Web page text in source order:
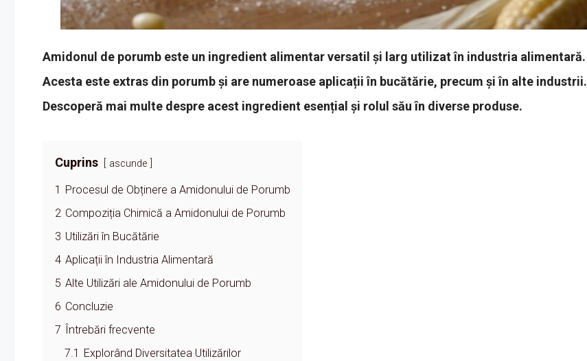
Amidonul de porumb este un ingredient alimentar versatil și larg utilizat în industria alimentară.
Acesta este extras din porumb și are numeroase aplicații în bucătărie, precum și în alte industrii.
Descoperă mai multe despre acest ingredient esențial și rolul său în diverse produse.
Cuprins ascunde
1 Procesul de Obținere a Amidonului de Porumb
2 Compoziția Chimică a Amidonului de Porumb
3 Utilizări în Bucătărie
4 Aplicații în Industria Alimentară
5 Alte Utilizări ale Amidonului de Porumb
6 Concluzie
7 Întrebări frecvente
7.1 Explorând Diversitatea Utilizărilor